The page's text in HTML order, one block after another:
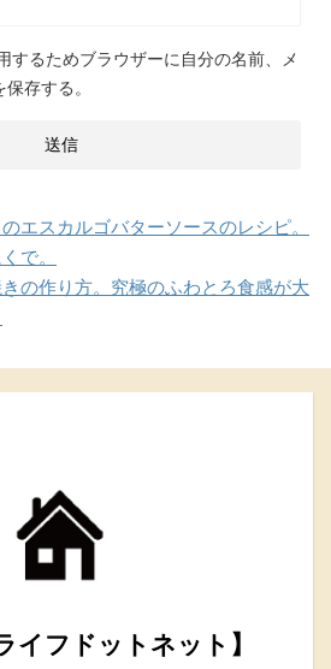
するためブラウザーに自分の名前、メ
存する。
エスカルゴバターソースのレシピ。
で。
の作り方。究極のふわとろ食感が大
イフドットネット】